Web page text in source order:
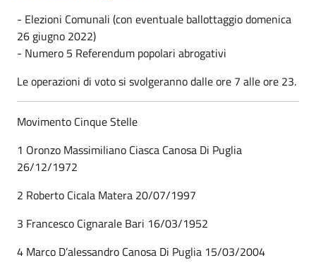
- Elezioni Comunali (con eventuale ballottaggio domenica
26 giugno 2022)
- Numero 5 Referendum popolari abrogativi
Le operazioni di voto si svolgeranno dalle ore 7 alle ore 23.
Movimento Cinque Stelle
1 Oronzo Massimiliano Ciasca Canosa Di Puglia
26/12/1972
2 Roberto Cicala Matera 20/07/1997
3 Francesco Cignarale Bari 16/03/1952
4 Marco D’alessandro Canosa Di Puglia 15/03/2004